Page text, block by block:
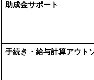
助成金サポート
手続き・給与計算アウト